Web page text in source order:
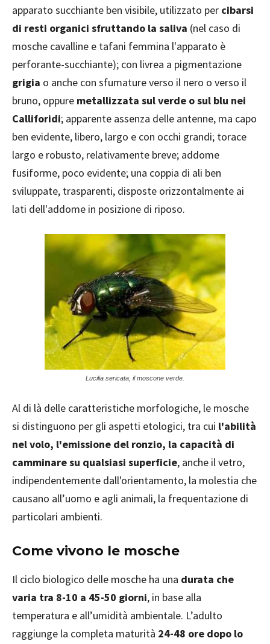
apparato succhiante ben visibile, utilizzato per cibarsi
di resti organici sfruttando la saliva (nel caso di
mosche cavalline e tafani femmina l'apparato è
perforante-succhiante); con livrea a pigmentazione
grigia o anche con sfumature verso il nero o verso il
bruno, oppure metallizzata sul verde o sul blu nei
Calliforidi; apparente assenza delle antenne, ma capo
ben evidente, libero, largo e con occhi grandi; torace
largo e robusto, relativamente breve; addome
fusiforme, poco evidente; una coppia di ali ben
sviluppate, trasparenti, disposte orizzontalmente ai
lati dell'addome in posizione di riposo.
Lucilia sericata, il moscone verde.
Al di là delle caratteristiche morfologiche, le mosche
si distinguono per gli aspetti etologici, tra cui l'abilità
nel volo, l'emissione del ronzio, la capacità di
camminare su qualsiasi superficie, anche il vetro,
indipendentemente dall'orientamento, la molestia che
causano all’uomo e agli animali, la frequentazione di
particolari ambienti.
Come vivono le mosche
Il ciclo biologico delle mosche ha una durata che
varia tra 8-10 a 45-50 giorni, in base alla
temperatura e all’umidità ambientale. L’adulto
raggiunge la completa maturità 24-48 ore dopo lo